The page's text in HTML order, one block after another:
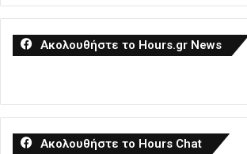
Ακολουθήστε το Hours.gr News
Ακολουθήστε το Hours Chat